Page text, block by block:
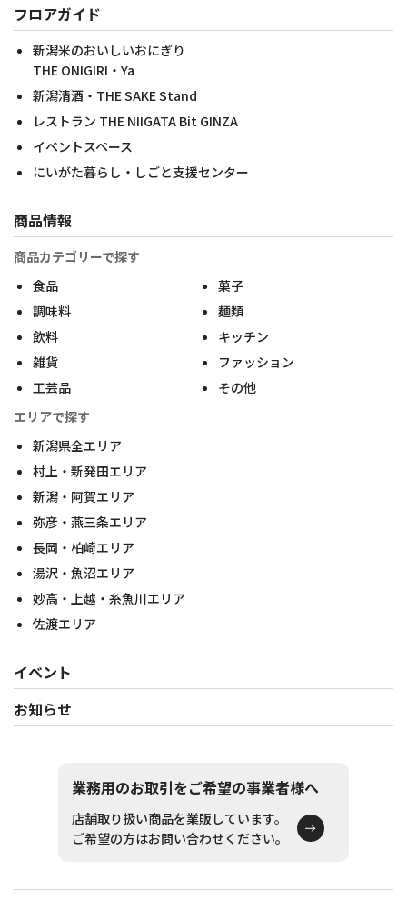
フロアガイド
新潟米のおいしいおにぎり
THE ONIGIRI・Ya
新潟清酒・THE SAKE Stand
レストラン THE NIIGATA Bit GINZA
イベントスペース
にいがた暮らし・しごと支援センター
商品情報
商品カテゴリーで探す
食品
菓子
調味料
麺類
飲料
キッチン
雑貨
ファッション
工芸品
その他
エリアで探す
新潟県全エリア
村上・新発田エリア
新潟・阿賀エリア
弥彦・燕三条エリア
長岡・柏崎エリア
湯沢・魚沼エリア
妙高・上越・糸魚川エリア
佐渡エリア
イベント
お知らせ
業務用のお取引をご希望の事業者様へ
店舗取り扱い商品を業販しています。
ご希望の方はお問い合わせください。